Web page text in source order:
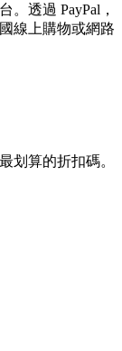
。透過 PayPal，
線上購物或網路
划算的折扣碼。